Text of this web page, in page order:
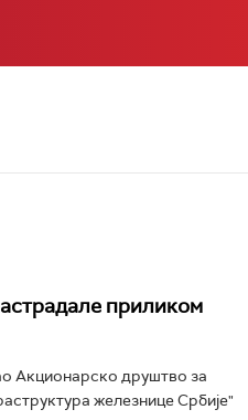
приликом
Акционарско друштво за
железнице Србије"